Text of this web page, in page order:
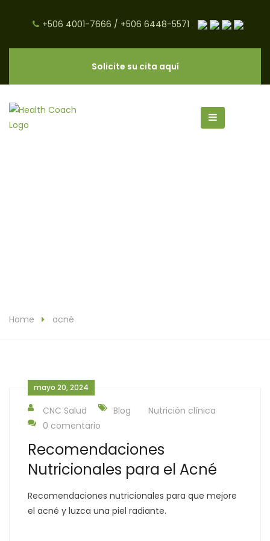
+506 4001-7666 / +506 6448-5571
Solicite su cita aquí
Home acné
mayo 20, 2024
CNC Salud Blog
Nutrición clínica
0 comentario
Recomendaciones
Nutricionales para el Acné
Recomendaciones nutricionales para que mejore
el acné y luzca una piel radiante.